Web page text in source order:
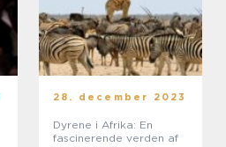
28. december 2023
Dyrene i Afrika: En
fascinerende verden af